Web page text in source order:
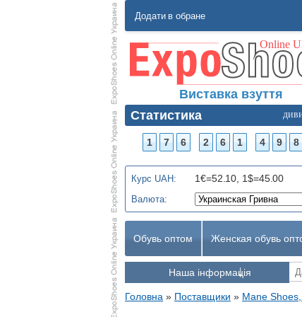
Додати в обране
Виставка взуття
Статистика
1 7 6 2 6 1 4 9 8
Курс UAH: 1€=52.10, 1$=45.00
Валюта:
Обувь оптом Женская обувь
Наша інформація
Головна » Поставщики » Mane